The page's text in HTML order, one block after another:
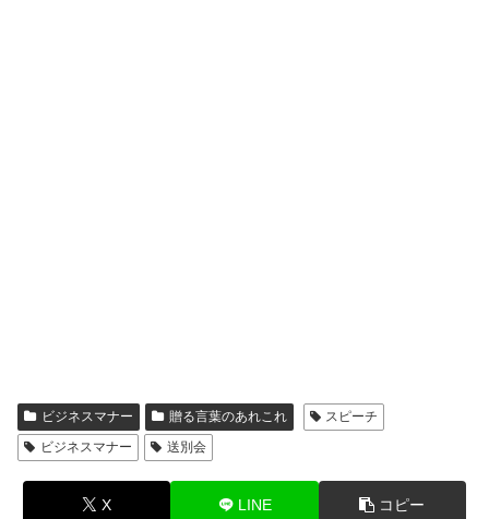
ビジネスマナー 贈る言葉のあれこれ
スピーチ
ビジネスマナー
送別会
X LINE コピー